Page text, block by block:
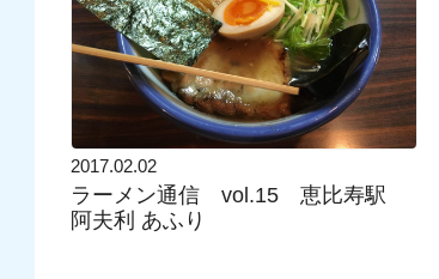
2017.02.02
ラーメン通信 vol.15 恵比寿駅
阿夫利 あふり